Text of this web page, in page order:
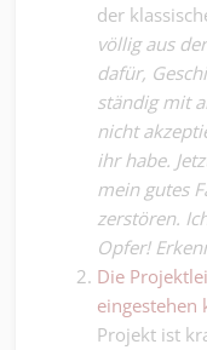
der
völlig aus
dafür,
ständig mit
nicht
ihr habe.
mein gutes
zerstören.
Opfer!
Die
eingestehen
Projekt ist